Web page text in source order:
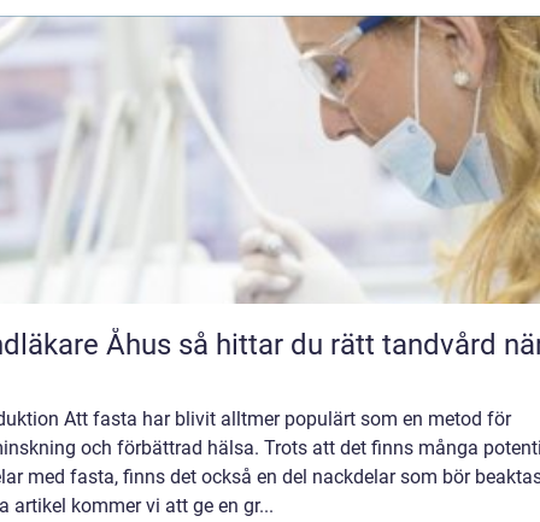
Åhus så hittar du rätt tandvård nära
Att fasta har blivit alltmer populärt som en metod för
och förbättrad hälsa. Trots att det finns många
med fasta, finns det också en del nackdelar som bör
artikel kommer vi att ge en gr...